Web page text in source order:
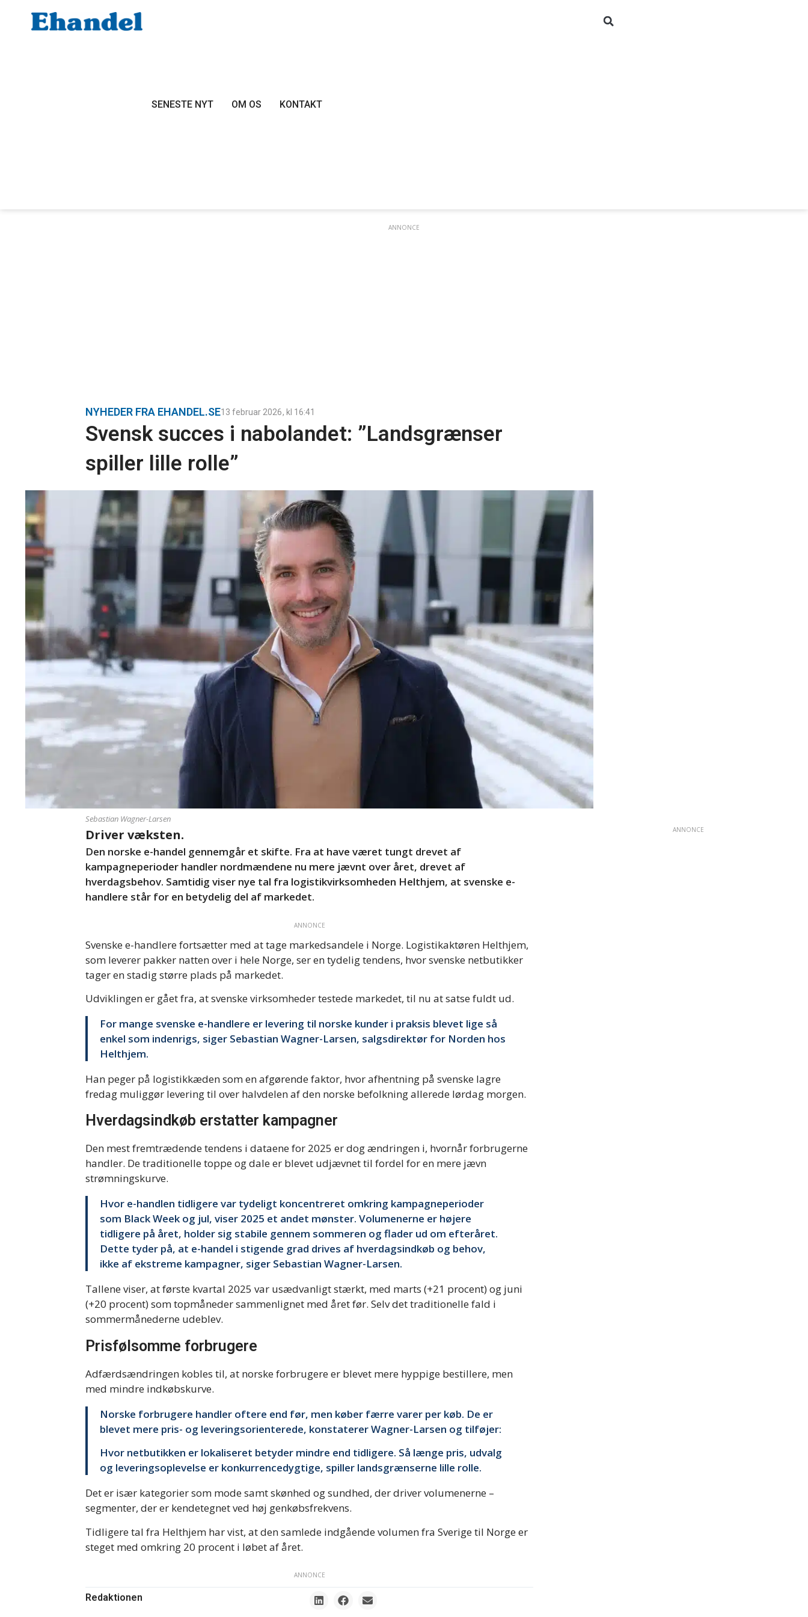
SENESTE NYT OM OS KONTAKT
ANNONCE
NYHEDER FRA EHANDEL.SE13 februar 2026, kl 16:41
Svensk succes i nabolandet: ”Landsgrænser
spiller lille rolle”
Sebastian Wagner-Larsen
Driver væksten.
Den norske e-handel gennemgår et skifte. Fra at have været tungt drevet af
kampagneperioder handler nordmændene nu mere jævnt over året, drevet af
hverdagsbehov. Samtidig viser nye tal fra logistikvirksomheden Helthjem, at svenske e-
handlere står for en betydelig del af markedet.
ANNONCE
Svenske e-handlere fortsætter med at tage markedsandele i Norge. Logistikaktøren Helthjem,
som leverer pakker natten over i hele Norge, ser en tydelig tendens, hvor svenske netbutikker
tager en stadig større plads på markedet.
Udviklingen er gået fra, at svenske virksomheder testede markedet, til nu at satse fuldt ud.
For mange svenske e-handlere er levering til norske kunder i praksis blevet lige så
enkel som indenrigs, siger Sebastian Wagner-Larsen, salgsdirektør for Norden hos
Helthjem.
Han peger på logistikkæden som en afgørende faktor, hvor afhentning på svenske lagre
fredag muliggør levering til over halvdelen af den norske befolkning allerede lørdag morgen.
Hverdagsindkøb erstatter kampagner
Den mest fremtrædende tendens i dataene for 2025 er dog ændringen i, hvornår forbrugerne
handler. De traditionelle toppe og dale er blevet udjævnet til fordel for en mere jævn
strømningskurve.
Hvor e-handlen tidligere var tydeligt koncentreret omkring kampagneperioder
som Black Week og jul, viser 2025 et andet mønster. Volumenerne er højere
tidligere på året, holder sig stabile gennem sommeren og flader ud om efteråret.
Dette tyder på, at e-handel i stigende grad drives af hverdagsindkøb og behov,
ikke af ekstreme kampagner, siger Sebastian Wagner-Larsen.
Tallene viser, at første kvartal 2025 var usædvanligt stærkt, med marts (+21 procent) og juni
(+20 procent) som topmåneder sammenlignet med året før. Selv det traditionelle fald i
sommermånederne udeblev.
Prisfølsomme forbrugere
Adfærdsændringen kobles til, at norske forbrugere er blevet mere hyppige bestillere, men
med mindre indkøbskurve.
Norske forbrugere handler oftere end før, men køber færre varer per køb. De er
blevet mere pris- og leveringsorienterede, konstaterer Wagner-Larsen og tilføjer:
Hvor netbutikken er lokaliseret betyder mindre end tidligere. Så længe pris, udvalg
og leveringsoplevelse er konkurrencedygtige, spiller landsgrænserne lille rolle.
Det er især kategorier som mode samt skønhed og sundhed, der driver volumenerne –
segmenter, der er kendetegnet ved høj genkøbsfrekvens.
Tidligere tal fra Helthjem har vist, at den samlede indgående volumen fra Sverige til Norge er
steget med omkring 20 procent i løbet af året.
ANNONCE
Redaktionen
ANNONCE